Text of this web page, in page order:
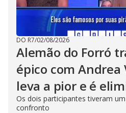
DO R7/02/08/2026
Alemão do Forró
épico com Andrea
leva a pior e é
Os dois participantes tiveram
confronto